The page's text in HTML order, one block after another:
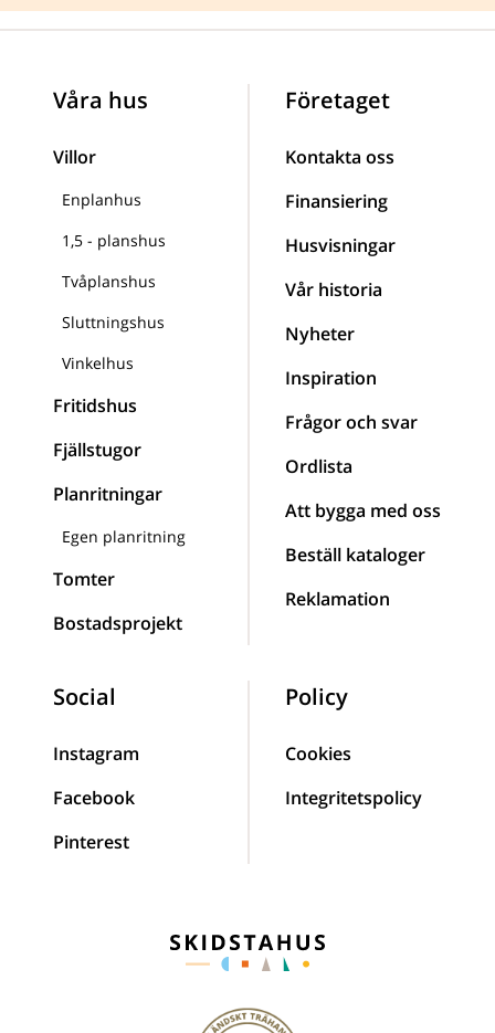
Våra hus
Villor
Enplanhus
1,5 - planshus
Tvåplanshus
Sluttningshus
Vinkelhus
Fritidshus
Fjällstugor
Planritningar
Egen planritning
Tomter
Bostadsprojekt
Företaget
Kontakta oss
Finansiering
Husvisningar
Vår historia
Nyheter
Inspiration
Frågor och svar
Ordlista
Att bygga med oss
Beställ kataloger
Reklamation
Social
Instagram
Facebook
Pinterest
Policy
Cookies
Integritetspolicy